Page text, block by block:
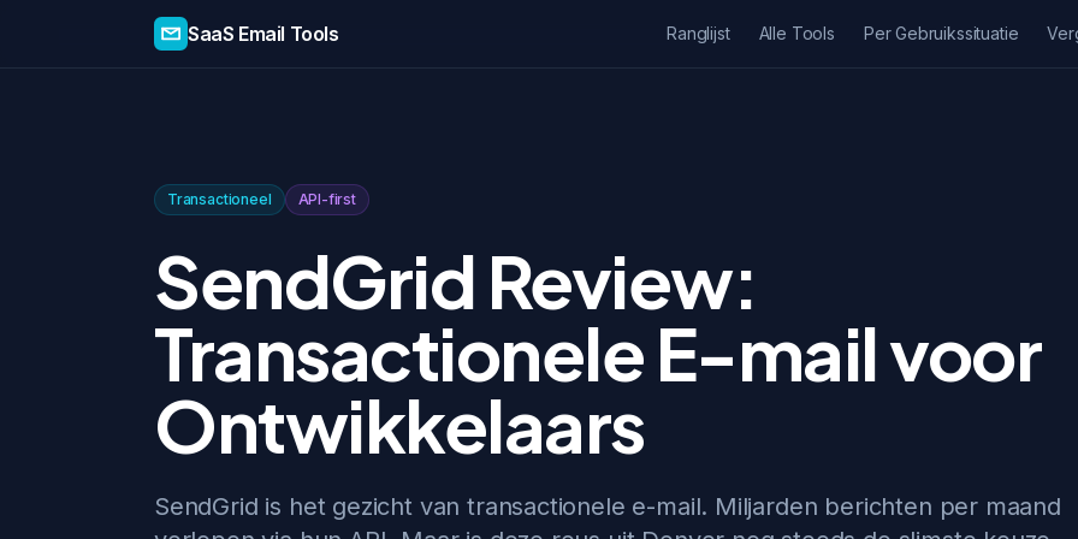
SaaS Email Tools Ranglijst Alle Tools Per Gebruikssituatie
Transactioneel API-first
SendGrid Review:
Transactionele E-mail voor
Ontwikkelaars
SendGrid is het gezicht van transactionele e-mail. Miljarden berichten per maand